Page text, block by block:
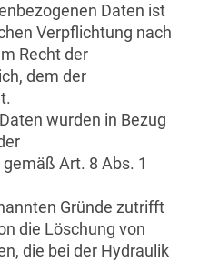
Daten ist
Verpflichtung nach
Recht der
dem der
wurden in Bezug
Art. 8 Abs. 1
Gründe zutrifft
die Löschung von
die bei der Hydraulik